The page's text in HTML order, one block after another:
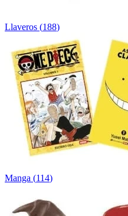
Llaveros (188)
Manga (114)